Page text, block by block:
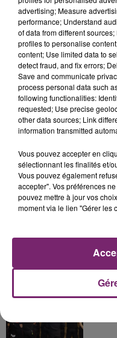
La
de
158
partis
advertising; Measure
performance; Understand
of data from different
profiles to personalise
content; Use limited data to
detect fraud, and fix errors;
Save and communicate
process personal data such
following functionalities:
requested; Use precise
other data sources; Link
information transmitted
Vous pouvez accepter en
sélectionnant les finalités et/
Vous pouvez également
accepter". Vos préférences
pouvez mettre à jour vos
moment via le lien "Gérer les